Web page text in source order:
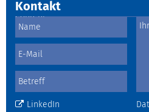
Kontakt
LinkedIn